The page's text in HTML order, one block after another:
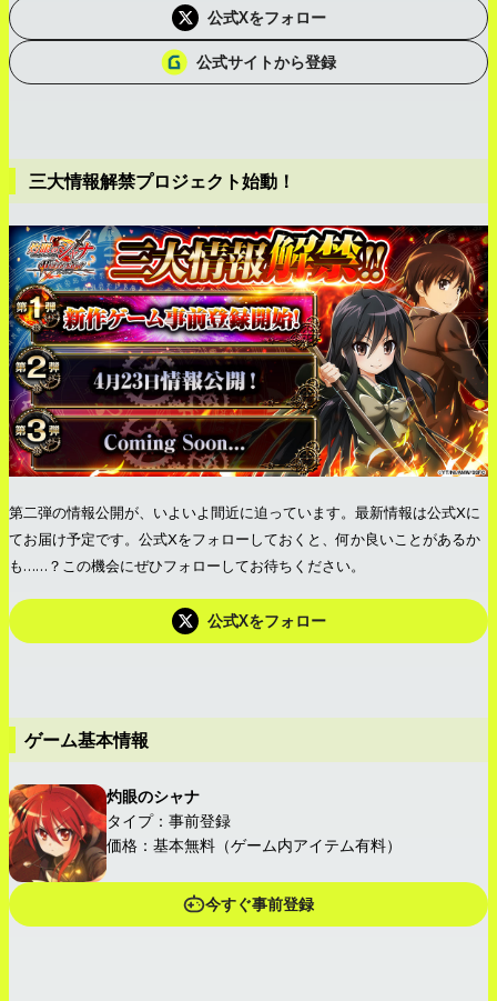
公式Xをフォロー
公式サイトから登録
三大情報解禁プロジェクト始動！
第二弾の情報公開が、いよいよ間近に迫っています。最新情報は公式Xに
てお届け予定です。公式Xをフォローしておくと、何か良いことがあるか
も……？この機会にぜひフォローしてお待ちください。
公式Xをフォロー
ゲーム基本情報
灼眼のシャナ
タイプ：事前登録
価格：基本無料（ゲーム内アイテム有料）
今すぐ事前登録